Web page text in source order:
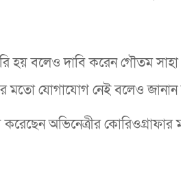
হয় বলেও দাবি করেন গৌতম
মতো যোগাযোগ নেই বলেও জানান
করেছেন অভিনেত্রীর